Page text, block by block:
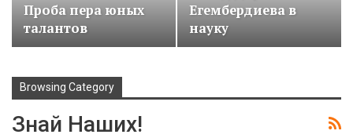
Проба пера юных
талантов
Егембердиева в
науку
Browsing Category
Знай Наших!